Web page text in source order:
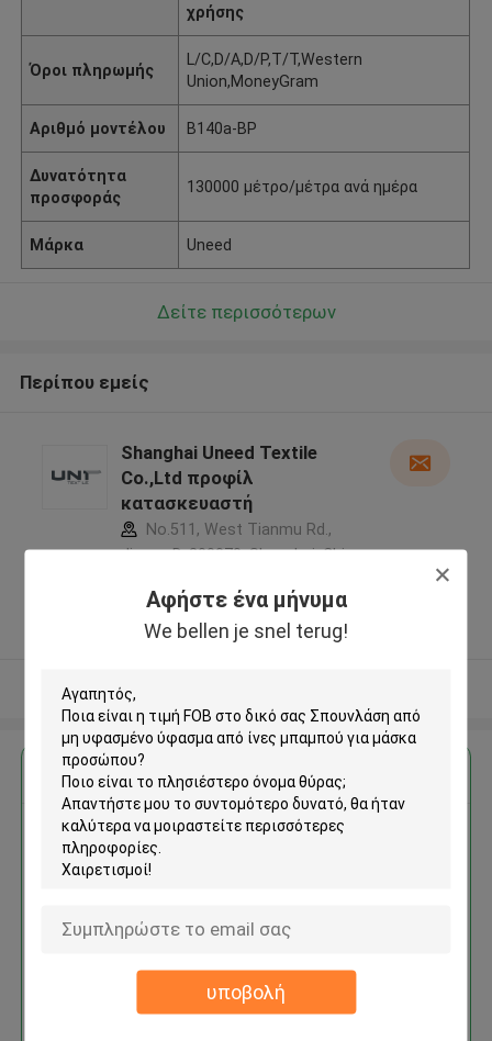
Αφήστε ένα μήνυμα
We bellen je snel terug!
υποβολή
χρήσης
Όροι πληρωμής
L/C,D/A,D/P,T/T,Western
Union,MoneyGram
Αριθμό μοντέλου B140a-BP
Δυνατότητα
προσφοράς
130000 μέτρο/μέτρα ανά ημέρα
Μάρκα Uneed
Δείτε περισσότερων
Περίπου εμείς
Shanghai Uneed Textile
Co.,Ltd προφίλ
κατασκευαστή
No.511, West Tianmu Rd.,
Jingan D. 200070, Shanghai, China
5.0
Ελεγχμένος προμηθευτής
Αποκτήστε την καλύτερη τιμή για
Σπουνλάση από μη υφασμένο
Να συνεχίσει